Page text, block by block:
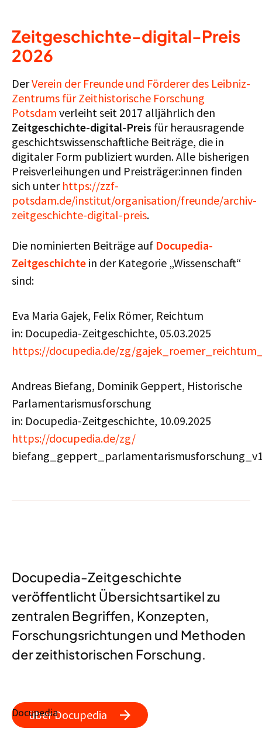
Zeitgeschichte-digital-Preis
2026
DerVerein der Freunde und Förderer des Leibniz-
Zentrums für Zeithistorische Forschung
Potsdam verleiht seit 2017 alljährlich den
Zeitgeschichte-digital-Preis für herausragende
geschichtswissenschaftliche Beiträge, die in
digitaler Form publiziert wurden. Alle bisherigen
Preisverleihungen und Preisträger:innen finden
sich unter https://zzf-
potsdam.de/institut/organisation/freunde/archiv-
zeitgeschichte-digital-preis.
Die nominierten Beiträge auf Docupedia-
Zeitgeschichte in der Kategorie „Wissenschaft“
sind:
Eva Maria Gajek, Felix Römer, Reichtum
in: Docupedia-Zeitgeschichte, 05.03.2025
https://docupedia.de/zg/
Andreas Biefang, Dominik Geppert, Historische
Parlamentarismusforschung
in: Docupedia-Zeitgeschichte, 10.09.2025
https://docupedia.de/zg/
Docupedia-Zeitgeschichte
veröffentlicht Übersichtsartikel zu
zentralen Begriffen, Konzepten,
Forschungsrichtungen und Methoden
der zeithistorischen Forschung.
über Docupedia
Docupedia